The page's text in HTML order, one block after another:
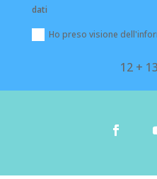
dati
Ho preso visione
12 + 13